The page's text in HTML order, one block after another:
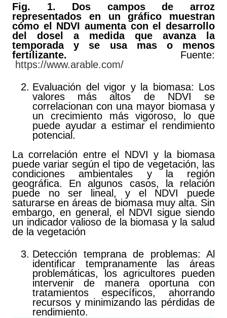
Fig. 1. Dos campos de arroz
representados en un gráfico muestran
cómo el NDVI aumenta con el desarrollo
del dosel a medida que avanza la
temporada y se usa mas o menos
fertilizante. Fuente:
https://www.arable.com/
Evaluación del vigor y la biomasa: Los
valores más altos de NDVI se
correlacionan con una mayor biomasa y
un crecimiento más vigoroso, lo que
puede ayudar a estimar el rendimiento
potencial.
La correlación entre el NDVI y la biomasa
puede variar según el tipo de vegetación, las
condiciones ambientales y la región
geográfica. En algunos casos, la relación
puede no ser lineal, y el NDVI puede
saturarse en áreas de biomasa muy alta. Sin
embargo, en general, el NDVI sigue siendo
un indicador valioso de la biomasa y la salud
de la vegetación
Detección temprana de problemas: Al
identificar tempranamente las áreas
problemáticas, los agricultores pueden
intervenir de manera oportuna con
tratamientos específicos, ahorrando
recursos y minimizando las pérdidas de
rendimiento.